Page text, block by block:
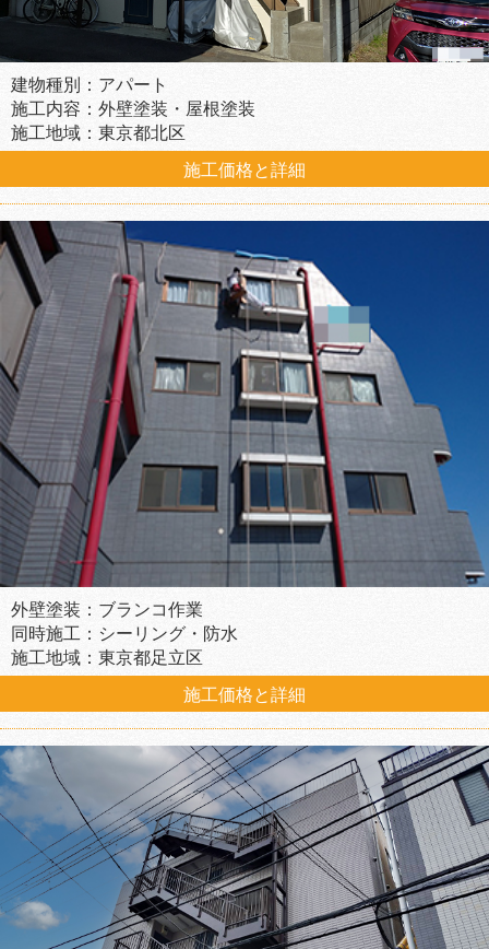
建物種別：アパート
施工内容：外壁塗装・屋根塗装
施工地域：東京都北区
施工価格と詳細
外壁塗装：ブランコ作業
同時施工：シーリング・防水
施工地域：東京都足立区
施工価格と詳細